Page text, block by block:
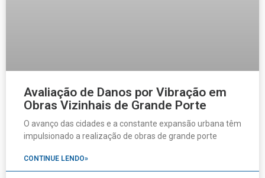
Avaliação de Danos por Vibração em
Obras Vizinhais de Grande Porte
O avanço das cidades e a constante expansão urbana têm
impulsionado a realização de obras de grande porte
CONTINUE LENDO»